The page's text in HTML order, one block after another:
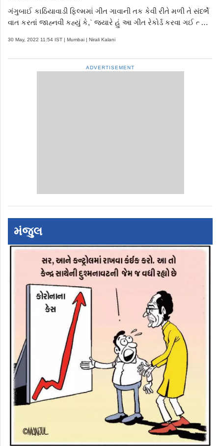
ગંગુબાઈ કાઠિયાવાડી ફિલ્મમાં ગીત ગાવાની તક કેવી રીતે મળી તે સંદર્ભે
વાત કરતાં જાહ્નવી કહ્યું કે,` જ્યારે હું આ ગીત રેકોર્ડ કરવા ગઈ ત્યારે
આ આટલું લોકપ્રિય બની જશે.
30 May, 2022 11:54 IST | Mumbai | Nirali Kalani
ADVERTISEMENT
મંજુલ